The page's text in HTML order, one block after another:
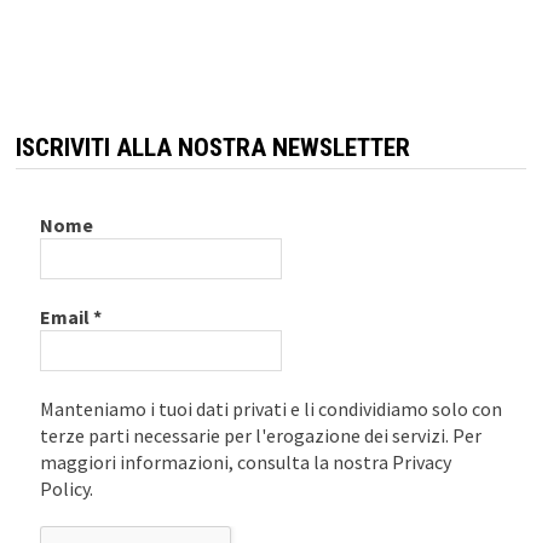
ISCRIVITI ALLA NOSTRA NEWSLETTER
Nome
Email*
Manteniamo i tuoi dati privati e li condividiamo solo con
terze parti necessarie per l'erogazione dei servizi. Per
maggiori informazioni, consulta la nostra Privacy
Policy.